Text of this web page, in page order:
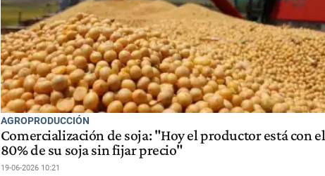
AGROPRODUCCIÓN
Comercialización de soja: "Hoy el productor está con el
80% de su soja sin fijar precio"
19-06-2026 10:21